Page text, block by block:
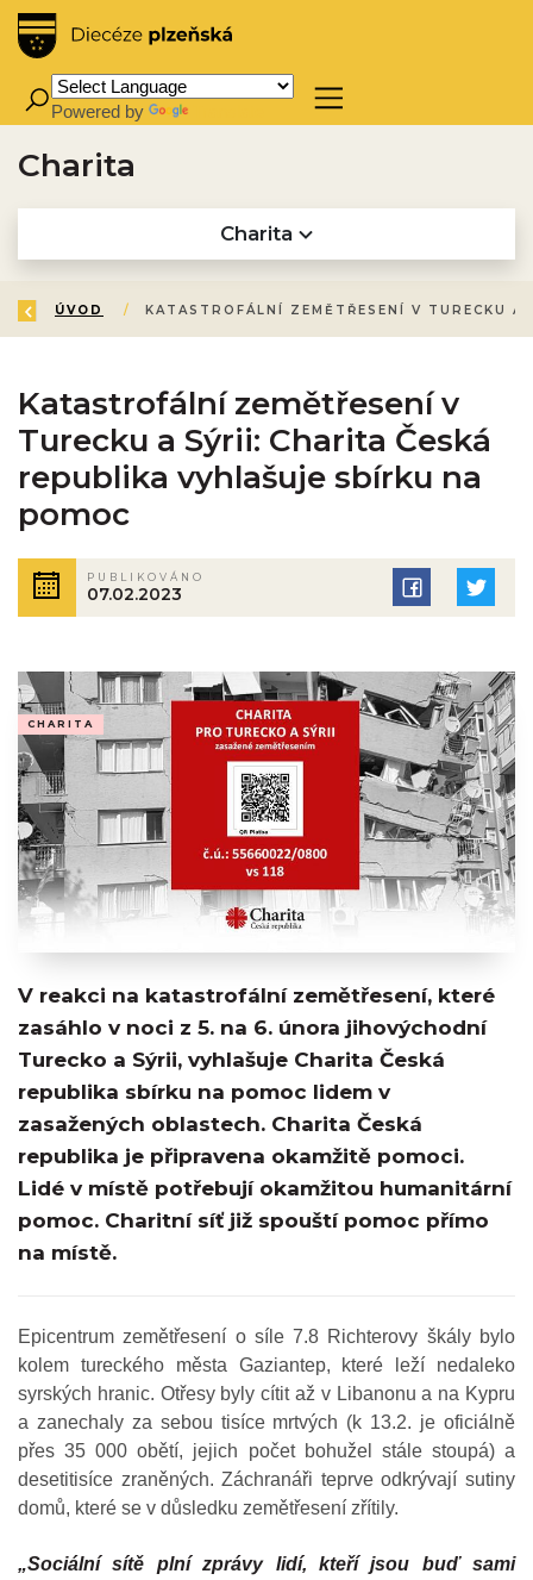
Powered by
Charita
Charita
ZPĚT
ÚVOD /
Katastrofální zemětřesení v
Turecku a Sýrii: Charita Česká
republika vyhlašuje sbírku na
pomoc
PUBLIKOVÁNO
07.02.2023
CHARITA
V reakci na katastrofální zemětřesení, které
zasáhlo v noci z 5. na 6. února jihovýchodní
Turecko a Sýrii, vyhlašuje Charita Česká
republika sbírku na pomoc lidem v
zasažených oblastech. Charita Česká
republika je připravena okamžitě pomoci.
Lidé v místě potřebují okamžitou humanitární
pomoc. Charitní síť již spouští pomoc přímo
na místě.
Epicentrum zemětřesení o síle 7.8 Richterovy škály bylo
kolem tureckého města Gaziantep, které leží nedaleko
syrských hranic. Otřesy byly cítit až v Libanonu a na Kypru
a zanechaly za sebou tisíce mrtvých (k 13.2. je oficiálně
přes 35 000 obětí, jejich počet bohužel stále stoupá) a
desetitisíce zraněných. Záchranáři teprve odkrývají sutiny
domů, které se v důsledku zemětřesení zřítily.
„Sociální sítě plní zprávy lidí, kteří jsou buď sami